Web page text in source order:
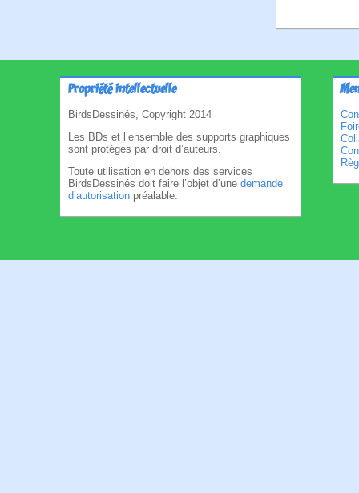
Propriété intellectuelle
BirdsDessinés, Copyright 2014
Les BDs et l’ensemble des supports graphiques
sont protégés par droit d’auteurs.
Toute utilisation en dehors des services
BirdsDessinés doit faire l’objet d’une demande
d’autorisation préalable.